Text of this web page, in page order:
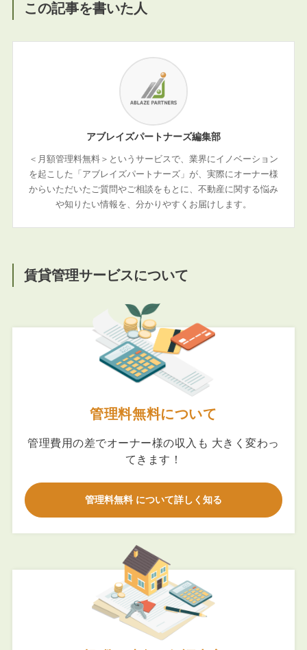
この記事を書いた人
アブレイズパートナーズ編集部
＜月額管理料無料＞というサービスで、業界にイノベーション
を起こした「アブレイズパートナーズ」が、実際にオーナー様
からいただいたご質問やご相談をもとに、不動産に関する悩み
や知りたい情報を、分かりやすくお届けします。
賃貸管理サービスについて
管理料無料について
管理費用の差でオーナー様の収入も 大きく変わっ
てきます！
管理料無料 について詳しく知る